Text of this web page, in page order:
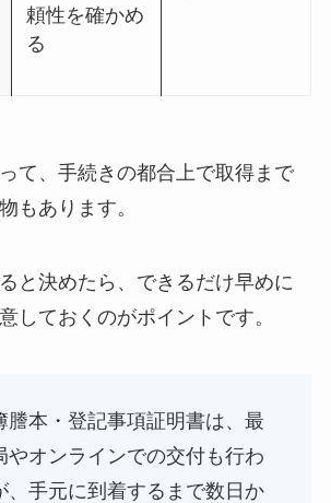
頼性を確かめ
る
て、手続きの都合上で取得まで
もあります。
と決めたら、できるだけ早めに
しておくのがポイントです。
謄本・登記事項証明書は、最
やオンラインでの交付も行わ
、手元に到着するまで数日か